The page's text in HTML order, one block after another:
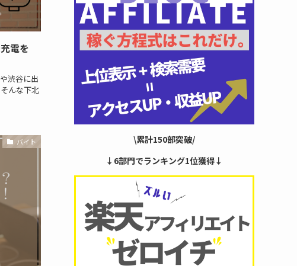
電を
渋谷に出
んな下北
バイト
\累計150部突破/
↓6部門でランキング1位獲得↓